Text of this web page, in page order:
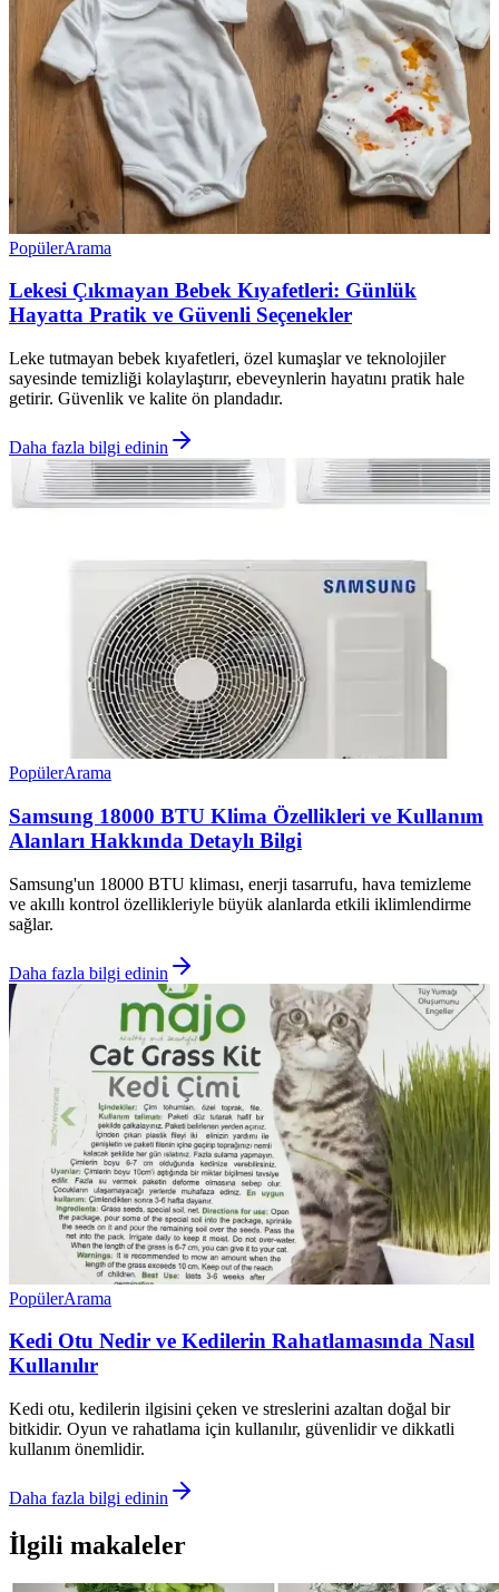
PopülerArama
Lekesi Çıkmayan Bebek Kıyafetleri: Günlük
Hayatta Pratik ve Güvenli Seçenekler
Leke tutmayan bebek kıyafetleri, özel kumaşlar ve teknolojiler
sayesinde temizliği kolaylaştırır, ebeveynlerin hayatını pratik hale
getirir. Güvenlik ve kalite ön plandadır.
Daha fazla bilgi edinin
PopülerArama
Samsung 18000 BTU Klima Özellikleri ve Kullanım
Alanları Hakkında Detaylı Bilgi
Samsung'un 18000 BTU kliması, enerji tasarrufu, hava temizleme
ve akıllı kontrol özellikleriyle büyük alanlarda etkili iklimlendirme
sağlar.
Daha fazla bilgi edinin
PopülerArama
Kedi Otu Nedir ve Kedilerin Rahatlamasında Nasıl
Kullanılır
Kedi otu, kedilerin ilgisini çeken ve streslerini azaltan doğal bir
bitkidir. Oyun ve rahatlama için kullanılır, güvenlidir ve dikkatli
kullanım önemlidir.
Daha fazla bilgi edinin
İlgili makaleler